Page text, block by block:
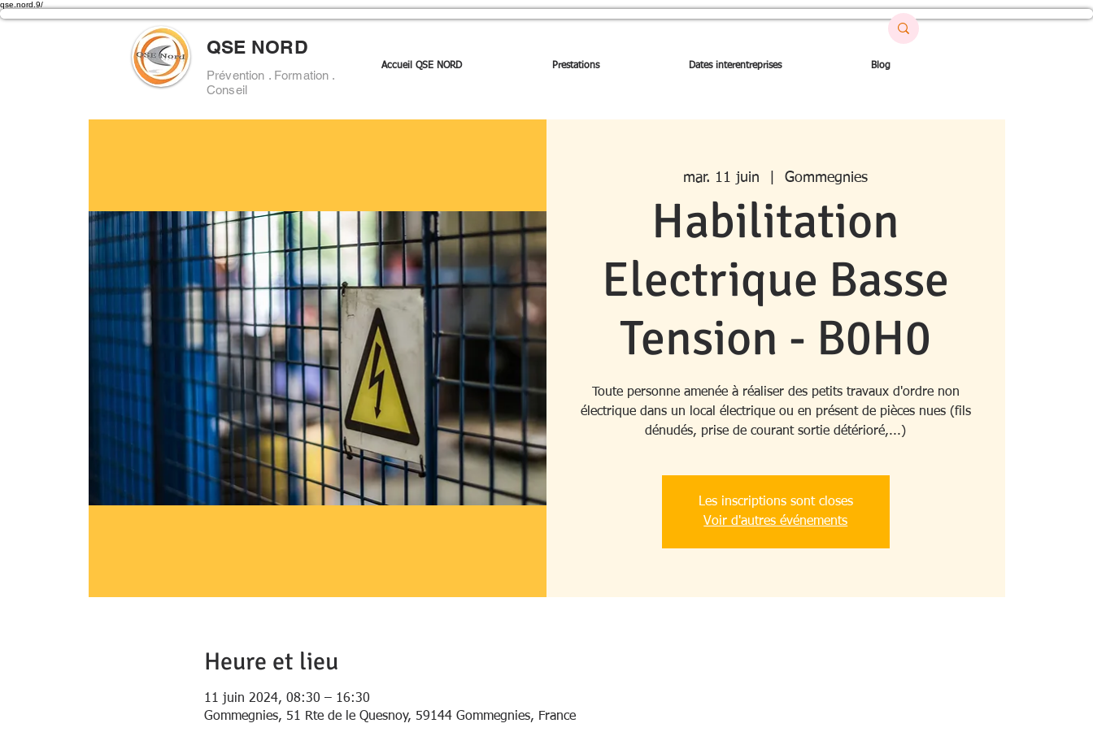
qse.nord.9/
Accueil QSE NORD Prestations Dates interentreprises Blog
QSE NORD
Prévention . Formation .
Conseil
mar. 11 juin
  |
Gommegnies
Habilitation
Electrique Basse
Tension - B0H0
Toute personne amenée à réaliser des petits travaux d'ordre non
électrique dans un local électrique ou en présent de pièces nues (fils
dénudés, prise de courant sortie détérioré,...)
Les inscriptions sont closes
Voir d'autres événements
Heure et lieu
11 juin 2024, 08:30 – 16:30
Gommegnies, 51 Rte de le Quesnoy, 59144 Gommegnies, France